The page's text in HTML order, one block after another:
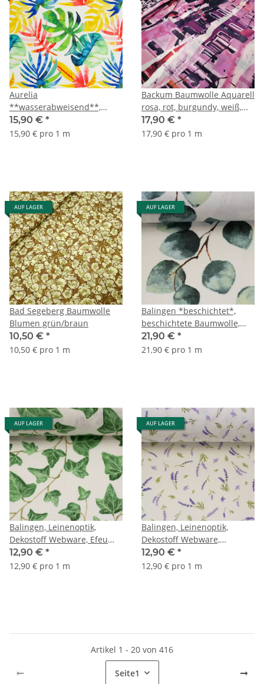
Aurelia
**wasserabweisend**,
Outdoor-Canvas, große
Blätter, bunt/naturweiß
15,90 € *
15,90 € pro 1 m
Backum Baumwolle Aquarell
rosa, rot, burgundy, weiß,
schwarz
17,90 € *
17,90 € pro 1 m
AUF LAGER
Bad Segeberg Baumwolle
Blumen grün/braun
10,50 € *
10,50 € pro 1 m
AUF LAGER
Balingen *beschichtet*,
beschichtete Baumwolle,
Eukalyptus, grün/weiß
21,90 € *
21,90 € pro 1 m
AUF LAGER
Balingen, Leinenoptik,
Dekostoff Webware, Efeu
grün/natur
12,90 € *
12,90 € pro 1 m
AUF LAGER
Balingen, Leinenoptik,
Dekostoff Webware,
Lavendel lila/weiß/grün
12,90 € *
12,90 € pro 1 m
Artikel 1 - 20 von 416
Seite1